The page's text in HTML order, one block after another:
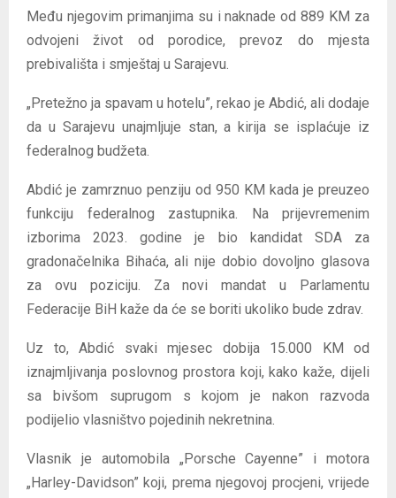
Među njegovim primanjima su i naknade od 889 KM za
odvojeni život od porodice, prevoz do mjesta
prebivališta i smještaj u Sarajevu.
„Pretežno ja spavam u hotelu”, rekao je Abdić, ali dodaje
da u Sarajevu unajmljuje stan, a kirija se isplaćuje iz
federalnog budžeta.
Abdić je zamrznuo penziju od 950 KM kada je preuzeo
funkciju federalnog zastupnika. Na prijevremenim
izborima 2023. godine je bio kandidat SDA za
gradonačelnika Bihaća, ali nije dobio dovoljno glasova
za ovu poziciju. Za novi mandat u Parlamentu
Federacije BiH kaže da će se boriti ukoliko bude zdrav.
Uz to, Abdić svaki mjesec dobija 15.000 KM od
iznajmljivanja poslovnog prostora koji, kako kaže, dijeli
sa bivšom suprugom s kojom je nakon razvoda
podijelio vlasništvo pojedinih nekretnina.
Vlasnik je automobila „Porsche Cayenne” i motora
„Harley-Davidson” koji, prema njegovoj procjeni, vrijede